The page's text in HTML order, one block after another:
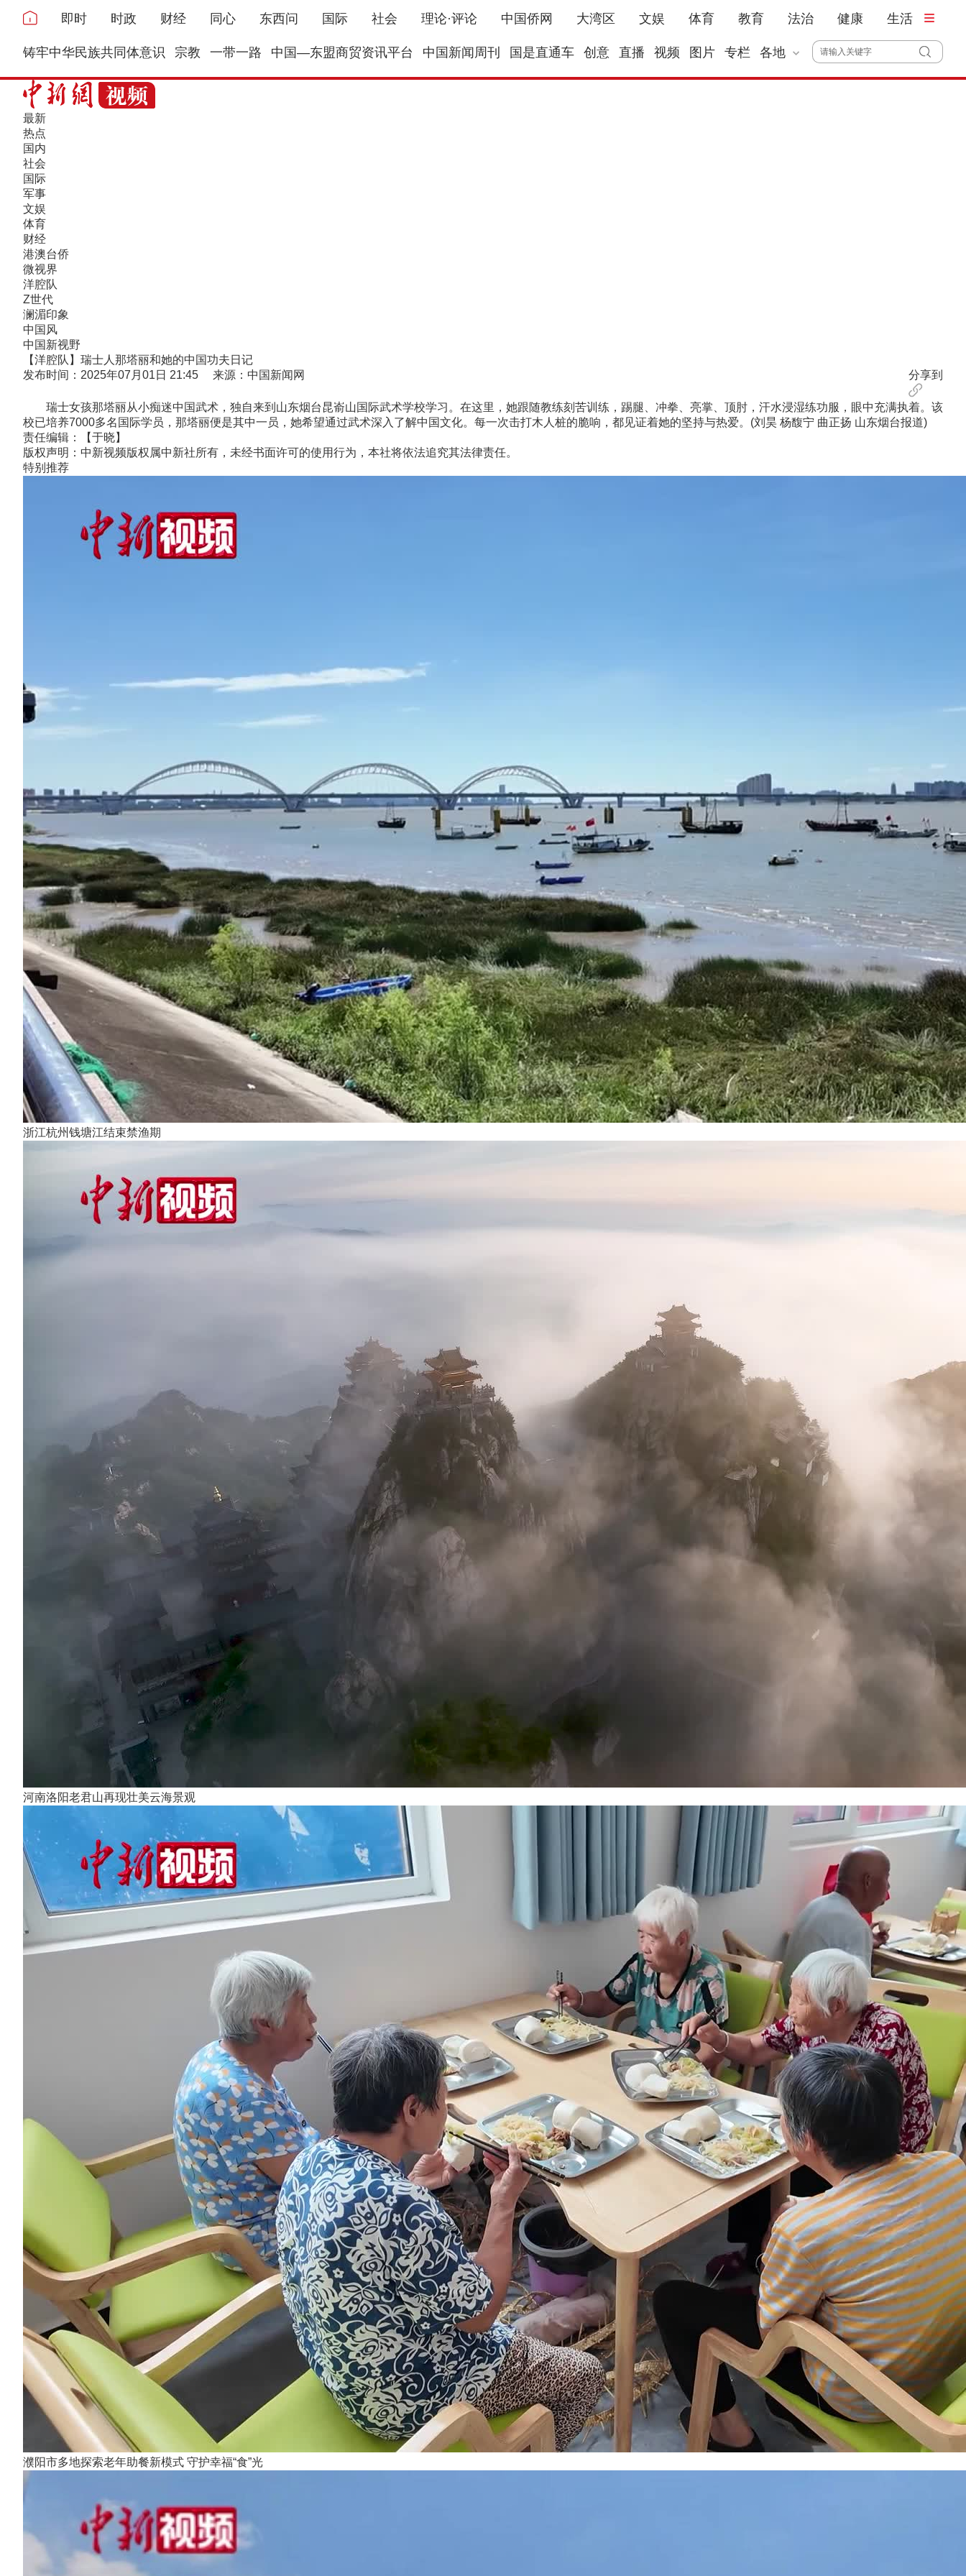
即时 时政 财经 同心 东西问 国际 社会 理论·评论 中国侨网 大湾区 文娱 体育 教育 法治 健康 生活
铸牢中华民族共同体意识 宗教 一带一路 中国—东盟商贸资讯平台 中国新闻周刊 国是直通车 创意 直播 视频 图片 专栏 各地
最新
热点
国内
社会
国际
军事
文娱
体育
财经
港澳台侨
微视界
洋腔队
Z世代
澜湄印象
中国风
中国新视野
【洋腔队】瑞士人那塔丽和她的中国功夫日记
发布时间：2025年07月01日 21:45 来源：中国新闻网
分享到
瑞士女孩那塔丽从小痴迷中国武术，独自来到山东烟台昆嵛山国际武术学校学习。在这里，她跟随教练刻苦训练，踢腿、冲拳、亮掌、顶肘，汗水浸湿练功服，眼中充满执着。该
校已培养7000多名国际学员，那塔丽便是其中一员，她希望通过武术深入了解中国文化。每一次击打木人桩的脆响，都见证着她的坚持与热爱。(刘昊 杨馥宁 曲正扬 山东烟台报道)
责任编辑：【于晓】
版权声明：中新视频版权属中新社所有，未经书面许可的使用行为，本社将依法追究其法律责任。
特别推荐
浙江杭州钱塘江结束禁渔期
河南洛阳老君山再现壮美云海景观
濮阳市多地探索老年助餐新模式 守护幸福“食”光